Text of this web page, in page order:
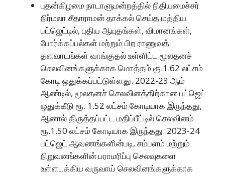
புதன்கிழமை நாடாளுமன்றத்தில் நிதியமைச்சர்
நிர்மலா சீதாராமன் தாக்கல் செய்த மத்திய
பட்ஜெட்டில், புதிய ஆயுதங்கள், விமானங்கள்,
போர்க்கப்பல்கள் மற்றும் பிற ராணுவத்
தளவாடங்கள் வாங்குதல் உள்ளிட்ட மூலதனச்
செலவினங்களுக்காக மொத்தம் ரூ.1.62 லட்சம்
கோடி ஒதுக்கப்பட்டுள்ளது. 2022-23 ஆம்
ஆண்டில், மூலதனச் செலவினத்திற்கான பட்ஜெட்
ஒதுக்கீடு ரூ. 1.52 லட்சம் கோடியாக இருந்தது,
ஆனால் திருத்தப்பட்ட மதிப்பீட்டில் செலவினம்
ரூ.1.50 லட்சம் கோடியாக இருந்தது. 2023-24
பட்ஜெட் ஆவணங்களின்படி, சம்பளம் மற்றும்
நிறுவனங்களின் பராமரிப்பு செலவுகளை
உள்ளடக்கிய வருவாய் செலவினங்களுக்காக